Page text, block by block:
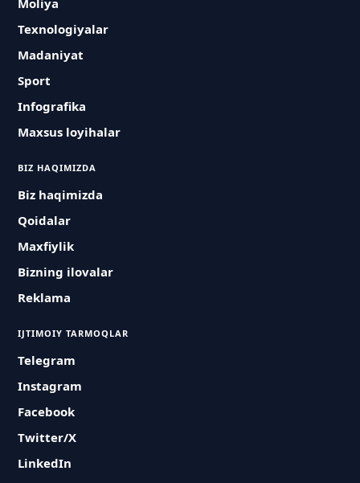
Moliya
Texnologiyalar
Madaniyat
Sport
Infografika
Maxsus loyihalar
BIZ HAQIMIZDA
Biz haqimizda
Qoidalar
Maxfiylik
Bizning ilovalar
Reklama
IJTIMOIY TARMOQLAR
Telegram
Instagram
Facebook
Twitter/X
LinkedIn